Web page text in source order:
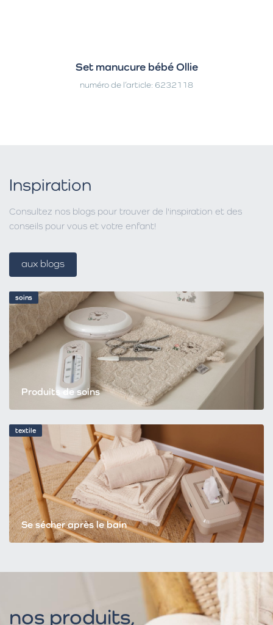
Set manucure bébé Ollie
numéro de l’article: 6232118
soins
Produits de soins
textile
Se sécher après le bain
Inspiration
Consultez nos blogs pour trouver de l'inspiration et des
conseils pour vous et votre enfant!
aux blogs
nos produits,